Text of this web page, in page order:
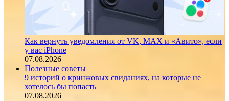
Как вернуть уведомления от VK, MAX и «Авито», если
у вас iPhone
07.08.2026
Полезные советы
9 историй о кринжовых свиданиях, на которые не
хотелось бы попасть
07.08.2026